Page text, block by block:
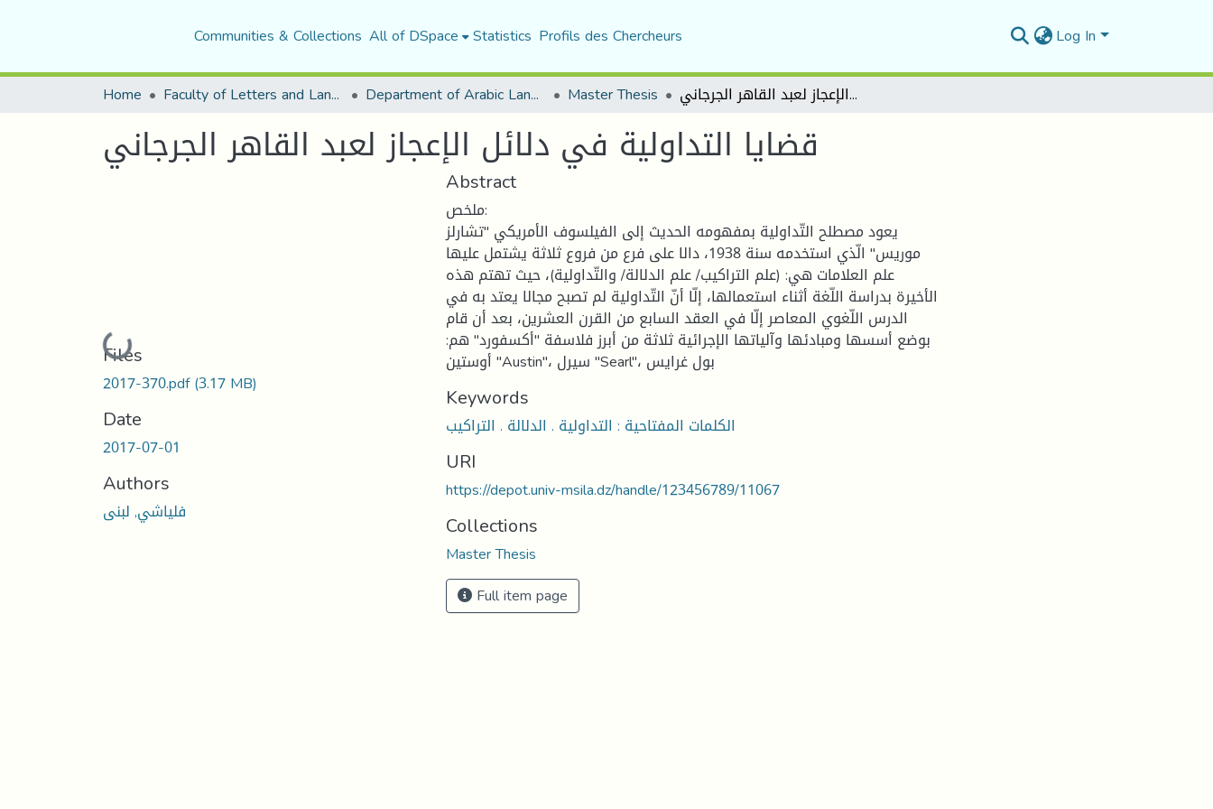
Communities & Collections All of DSpace Statistics Profils des Chercheurs Log In
Home Faculty of Letters and Languages Department of Arabic Language and Literature Master Thesis قضايا التداولية في دلائل الإعجاز لعبد القاهر الجرجاني
قضايا التداولية في دلائل الإعجاز لعبد القاهر الجرجاني
Loading...
Files
2017-370.pdf(3.17 MB)
Date
2017-07-01
Authors
فلياشي, لبنى
Abstract
ملخص:
يعود مصطلح التّداولية بمفهومه الحديث إلى الفيلسوف الأمريكي "تشارلز
موريس" الّذي استخدمه سنة 1938، دالا على فرع من فروع ثلاثة يشتمل عليها
علم العلامات هي: (علم التراكيب/ علم الدلالة/ والتّداولية)، حيث تهتم هذه
الأخيرة بدراسة اللّغة أثناء استعمالها، إلّا أنّ التّداولية لم تصبح مجالا يعتد به في
الدرس اللّغوي المعاصر إلّا في العقد السابع من القرن العشرين، بعد أن قام
بوضع أسسها ومبادئها وآلياتها الإجرائية ثلاثة من أبرز فلاسفة "أكسفورد" هم:
أوستين "Austin"، سيرل "Searl"، بول غرايس
Keywords
الكلمات المفتاحية : التداولية . الدلالة . التراكيب
URI
https://depot.univ-msila.dz/handle/123456789/11067
Collections
Master Thesis
Full item page